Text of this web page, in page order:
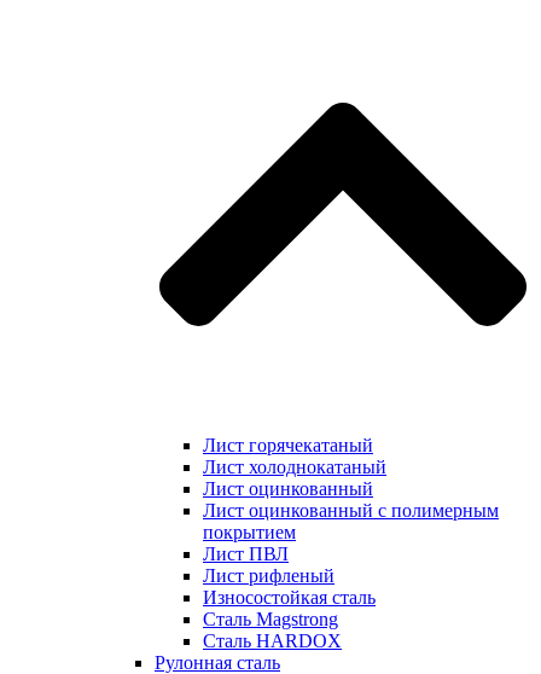
Лист горячекатаный
Лист холоднокатаный
Лист оцинкованный
Лист оцинкованный с полимерным
покрытием
Лист ПВЛ
Лист рифленый
Износостойкая сталь
Сталь Magstrong
Сталь HARDOX
Рулонная сталь